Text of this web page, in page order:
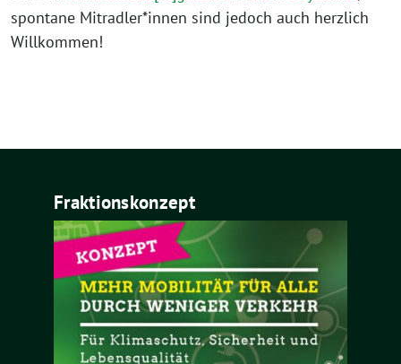
spontane Mitradler*innen sind jedoch auch herzlich
Willkommen!
Fraktionskonzept